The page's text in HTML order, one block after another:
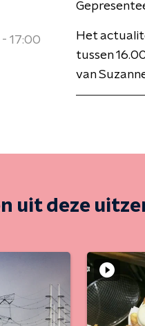
17:00
Het
tussen
van
uit deze